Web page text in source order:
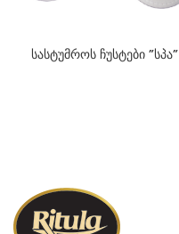
სასტუმროს ჩუსტები ”სპა”